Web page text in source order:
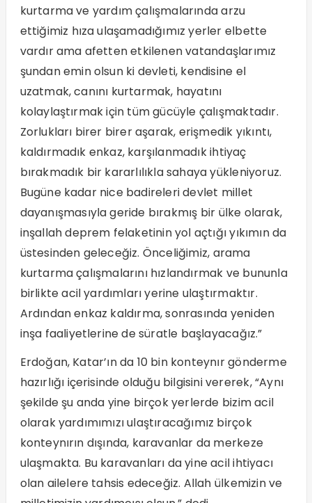
kurtarma ve yardım çalışmalarında arzu
ettiğimiz hıza ulaşamadığımız yerler elbette
vardır ama afetten etkilenen vatandaşlarımız
şundan emin olsun ki devleti, kendisine el
uzatmak, canını kurtarmak, hayatını
kolaylaştırmak için tüm gücüyle çalışmaktadır.
Zorlukları birer birer aşarak, erişmedik yıkıntı,
kaldırmadık enkaz, karşılanmadık ihtiyaç
bırakmadık bir kararlılıkla sahaya yükleniyoruz.
Bugüne kadar nice badireleri devlet millet
dayanışmasıyla geride bırakmış bir ülke olarak,
inşallah deprem felaketinin yol açtığı yıkımın da
üstesinden geleceğiz. Önceliğimiz, arama
kurtarma çalışmalarını hızlandırmak ve bununla
birlikte acil yardımları yerine ulaştırmaktır.
Ardından enkaz kaldırma, sonrasında yeniden
inşa faaliyetlerine de süratle başlayacağız.”
Erdoğan, Katar’ın da 10 bin konteynır gönderme
hazırlığı içerisinde olduğu bilgisini vererek, “Aynı
şekilde şu anda yine birçok yerlerde bizim acil
olarak yardımımızı ulaştıracağımız birçok
konteynırın dışında, karavanlar da merkeze
ulaşmakta. Bu karavanları da yine acil ihtiyacı
olan ailelere tahsis edeceğiz. Allah ülkemizin ve